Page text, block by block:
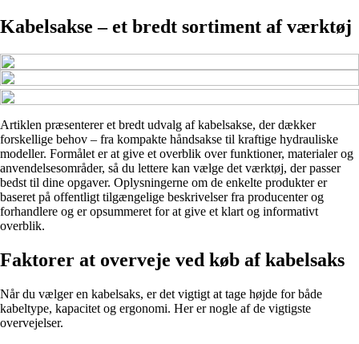
Kabelsakse – et bredt sortiment af værktøj
Artiklen præsenterer et bredt udvalg af kabelsakse, der dækker
forskellige behov – fra kompakte håndsakse til kraftige hydrauliske
modeller. Formålet er at give et overblik over funktioner, materialer og
anvendelsesområder, så du lettere kan vælge det værktøj, der passer
bedst til dine opgaver. Oplysningerne om de enkelte produkter er
baseret på offentligt tilgængelige beskrivelser fra producenter og
forhandlere og er opsummeret for at give et klart og informativt
overblik.
Faktorer at overveje ved køb af kabelsaks
Når du vælger en kabelsaks, er det vigtigt at tage højde for både
kabeltype, kapacitet og ergonomi. Her er nogle af de vigtigste
overvejelser.